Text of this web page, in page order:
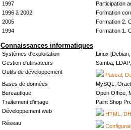
1997
Participation
1996 à 2002
Formation
2005
Formation 2.
1994
Formation 1.
Connaissances informatiques
Systèmes d'exploitation
Linux
Gestion d'utilisateurs
Samba,
Outils de développement
Pascal,
Bases de données
MySQL,
Bureautique
Open Office,
Traitement d'image
Paint Shop
Développement web
HTML,
Réseau